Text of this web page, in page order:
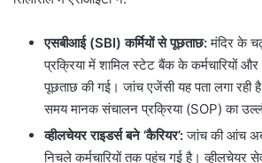
एसबीआई (SBI) कर्मियों से पूछताछ:मंदिर के
प्रक्रिया में शामिल स्टेट बैंक के कर्मचारियों
पूछताछ की गई। जांच एजेंसी यह पता लगा रही
समय मानक संचालन प्रक्रिया (SOP) का
व्हीलचेयर राइडर्स बने ‘कैरियर’:जांच की आंच
निचले कर्मचारियों तक पहुंच गई है। व्हीलचेयर